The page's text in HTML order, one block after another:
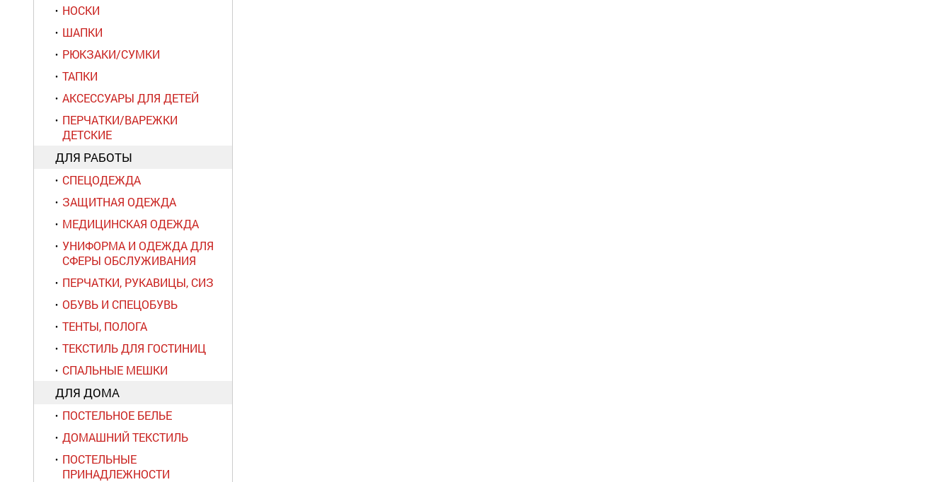
НОСКИ
ШАПКИ
РЮКЗАКИ/СУМКИ
ТАПКИ
АКСЕССУАРЫ ДЛЯ ДЕТЕЙ
ПЕРЧАТКИ/ВАРЕЖКИ
ДЕТСКИЕ
ДЛЯ РАБОТЫ
СПЕЦОДЕЖДА
ЗАЩИТНАЯ ОДЕЖДА
МЕДИЦИНСКАЯ ОДЕЖДА
УНИФОРМА И ОДЕЖДА ДЛЯ
СФЕРЫ ОБСЛУЖИВАНИЯ
ПЕРЧАТКИ, РУКАВИЦЫ, СИЗ
ОБУВЬ И СПЕЦОБУВЬ
ТЕНТЫ, ПОЛОГА
ТЕКСТИЛЬ ДЛЯ ГОСТИНИЦ
СПАЛЬНЫЕ МЕШКИ
ДЛЯ ДОМА
ПОСТЕЛЬНОЕ БЕЛЬЕ
ДОМАШНИЙ ТЕКСТИЛЬ
ПОСТЕЛЬНЫЕ
ПРИНАДЛЕЖНОСТИ